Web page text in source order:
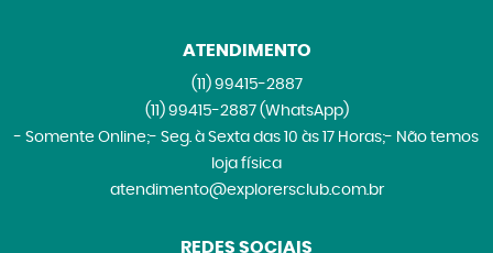
ATENDIMENTO
(11)99415-2887
(11)99415-2887 (WhatsApp)
- Somente Online;- Seg. à Sexta das 10 às 17 Horas;- Não temos
loja física
atendimento@explorersclub.com.br
REDES SOCIAIS